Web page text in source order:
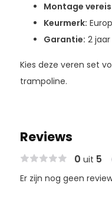
Montage
Keurmerk:
Garantie: 2 jaar
Kies deze veren set
trampoline.
Reviews
0 uit 5
Er zijn nog geen